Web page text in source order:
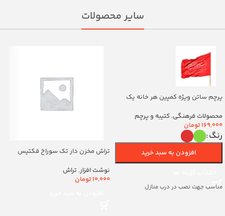
سایر محصولات
پرچم ساتن ویژه کمپین هر خانه یک
(700263)vمحصولات فرهنگی, کتیبه و پرچم
169,000تومان
رنگ
افزودن به سبد خرید
مناسب جهت نصب در درب منازل
تراش مخزن دار تک سوراخ فکتیس
نوشت افزار, تراش
10,000تومان